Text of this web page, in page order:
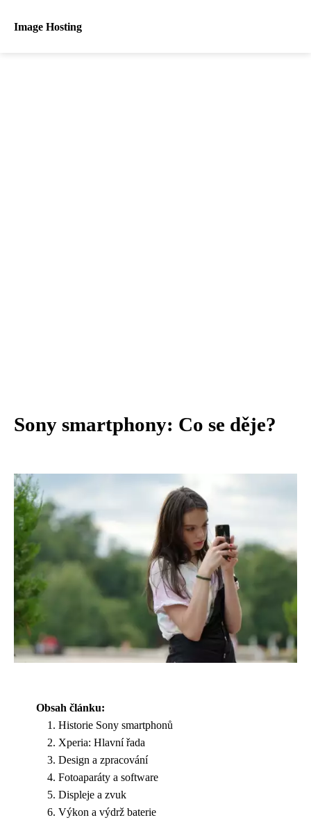
Image Hosting
Sony smartphony: Co se děje?
Obsah článku:
Historie Sony smartphonů
Xperia: Hlavní řada
Design a zpracování
Fotoaparáty a software
Displeje a zvuk
Výkon a výdrž baterie